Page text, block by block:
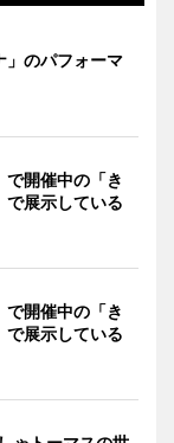
」のパフォーマ
で開催中の「き
で展示している
で開催中の「き
で展示している